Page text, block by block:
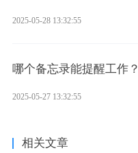
2025-05-28 13:32:55
哪个备忘录能提醒工作？
2025-05-27 13:32:55
相关文章